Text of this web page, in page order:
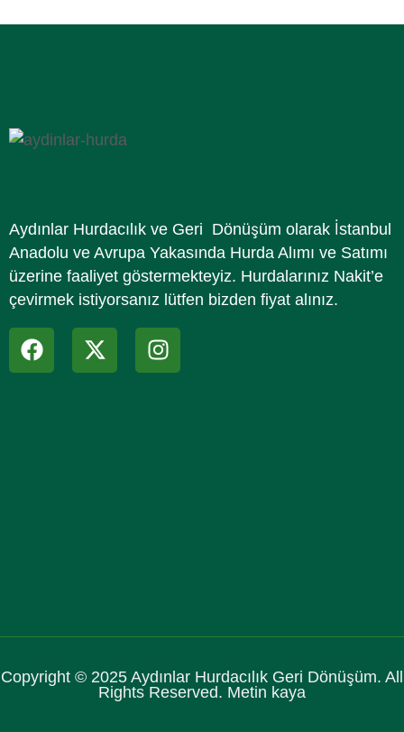
Aydınlar Hurdacılık ve Geri Dönüşüm olarak İstanbul
Anadolu ve Avrupa Yakasında Hurda Alımı ve Satımı
üzerine faaliyet göstermekteyiz. Hurdalarınız Nakit’e
çevirmek istiyorsanız lütfen bizden fiyat alınız.
Copyright © 2025 Aydınlar Hurdacılık Geri Dönüşüm. All
Rights Reserved. Metin kaya